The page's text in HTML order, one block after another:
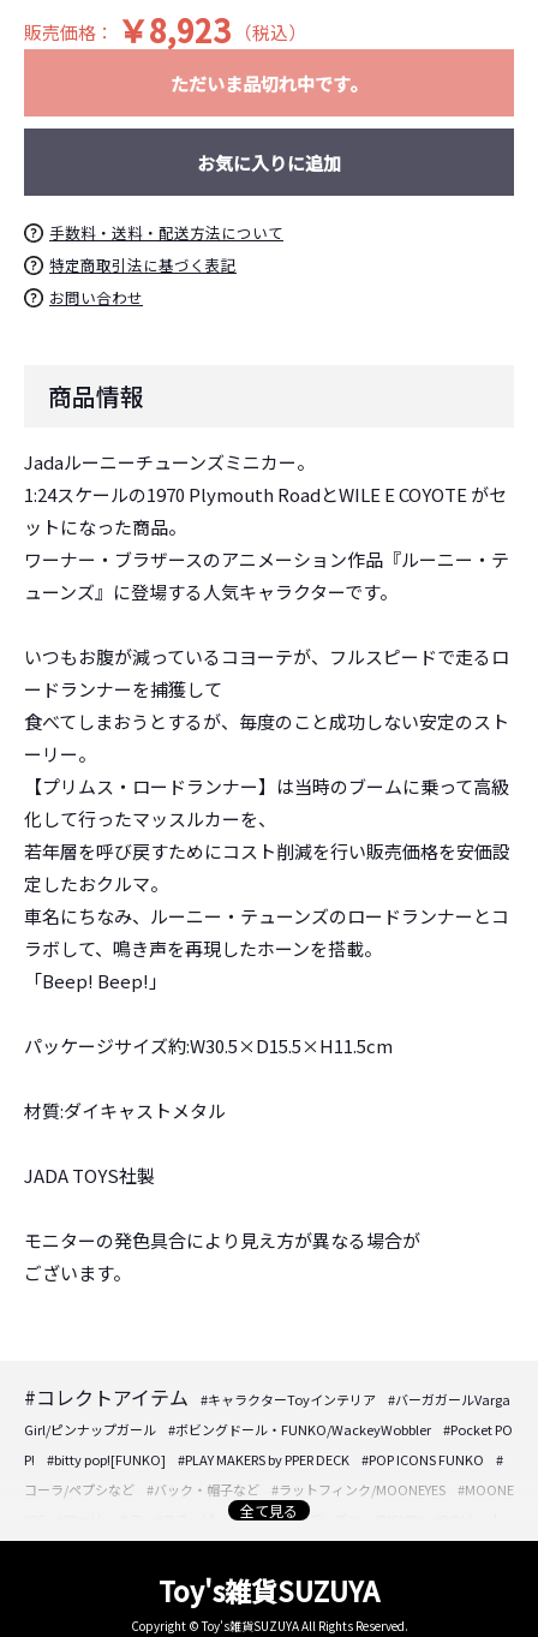
販売価格： ￥8,923 （税込）
ただいま品切れ中です。
お気に入りに追加
手数料・送料・配送方法について
特定商取引法に基づく表記
お問い合わせ
商品情報
Jadaルーニーチューンズミニカー。
1:24スケールの1970 Plymouth RoadとWILE E COYOTE がセ
ットになった商品。
ワーナー・ブラザースのアニメーション作品『ルーニー・テ
ューンズ』に登場する人気キャラクターです。
いつもお腹が減っているコヨーテが、フルスピードで走るロ
ードランナーを捕獲して
食べてしまおうとするが、毎度のこと成功しない安定のスト
ーリー。
【プリムス・ロードランナー】は当時のブームに乗って高級
化して行ったマッスルカーを、
若年層を呼び戻すためにコスト削減を行い販売価格を安価設
定したおクルマ。
車名にちなみ、ルーニー・テューンズのロードランナーとコ
ラボして、鳴き声を再現したホーンを搭載。
「Beep! Beep!」
パッケージサイズ約:W30.5×D15.5×H11.5cm
材質:ダイキャストメタル
JADA TOYS社製
モニターの発色具合により見え方が異なる場合が
ございます。
#コレクトアイテム #キャラクターToyインテリア
#バーガガールVarga
Girl/ピンナップガール
#ボビングドール・FUNKO/WackeyWobbler
#Pocket PO
P!
#bitty pop![FUNKO] #PLAY MAKERS by PPER DECK #POP ICONS FUNKO
#
コーラ/ペプシなど
#バック・帽子など #ラットフィンク/MOONEYES
#MOONE
#スヌーピー/PEANUTS #ディズニー/DISNEY
#フォトフレーム/壁掛けプレートなど
#ジュエリーケース・トレーetc.
全て見る
Toy's雑貨SUZUYA
Copyright © Toy's雑貨SUZUYA All Rights Reserved.